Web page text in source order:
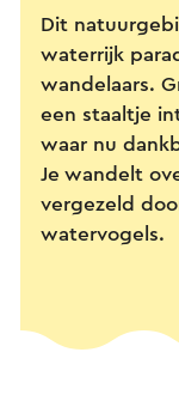
Dit
waterrijk
wandelaars.
een staaltje
waar nu
Je wandelt
vergezeld
watervogels.